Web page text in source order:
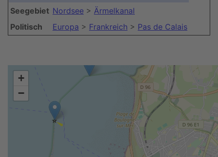
Seegebiet Nordsee > Ärmelkanal
Politisch
Europa > Frankreich > Pas de Calais
+
−